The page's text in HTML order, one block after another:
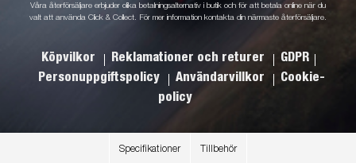
Specifikationer Tillbehör
Våra återförsäljare erbjuder olika betalningsalternativ i butik och för att betala online när du
valt att använda Click & Collect. För mer information kontakta din närmaste återförsäljare.
Köpvilkor Reklamationer och returer
GDPR
Personuppgiftspolicy
Användarvillkor
Cookie-
policy